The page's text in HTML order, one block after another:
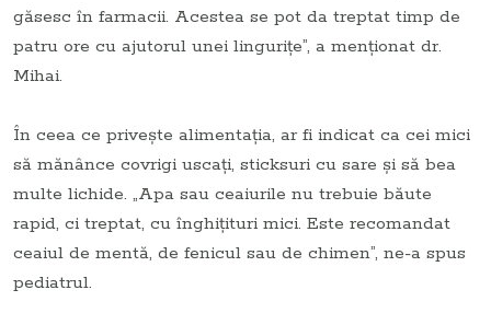
găsesc în farmacii. Acestea se pot da treptat timp de
patru ore cu ajutorul unei linguriţe”, a menţionat dr.
Mihai.
În ceea ce priveşte alimentaţia, ar fi indicat ca cei mici
să mănânce covrigi uscaţi, sticksuri cu sare şi să bea
multe lichide. „Apa sau ceaiurile nu trebuie băute
rapid, ci treptat, cu înghiţituri mici. Este recomandat
ceaiul de mentă, de fenicul sau de chimen”, ne-a spus
pediatrul.